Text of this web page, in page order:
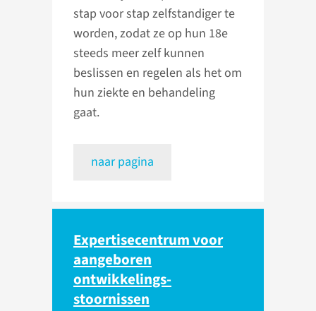
stap voor stap zelfstandiger te
worden, zodat ze op hun 18e
steeds meer zelf kunnen
beslissen en regelen als het om
hun ziekte en behandeling
gaat.
naar pagina
Expertisecentrum voor
aangeboren
ontwikkelings­
stoornissen